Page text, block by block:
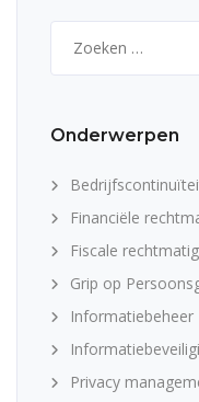
naar:
Onderwerpen
Financiële
Fiscale
Grip op
Informatiebeheer
Privacy